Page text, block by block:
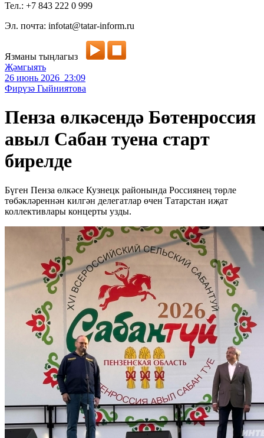
Тел.: +7 843 222 0 999
Эл. почта: infotat@tatar-inform.ru
Язманы тыңлагыз
Җәмгыять
26 июнь 2026 23:09
Фирүзә Гыйниятова
Пенза өлкәсендә Бөтенроссия
авыл Сабан туена старт
бирелде
Бүген Пенза өлкәсе Кузнецк районында Россиянең төрле
төбәкләреннән килгән делегатлар өчен Татарстан иҗат
коллективлары концерты узды.